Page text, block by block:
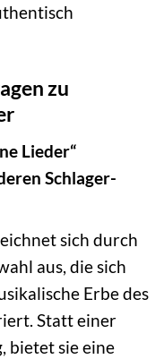
zu
Lieder“
Schlager-
sich durch
aus, die sich
Erbe des
Statt einer
bietet sie eine